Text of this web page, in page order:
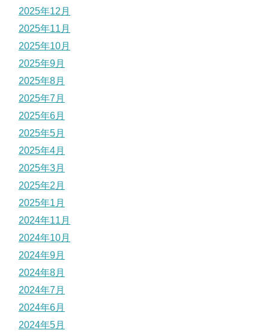
2025年12月
2025年11月
2025年10月
2025年9月
2025年8月
2025年7月
2025年6月
2025年5月
2025年4月
2025年3月
2025年2月
2025年1月
2024年11月
2024年10月
2024年9月
2024年8月
2024年7月
2024年6月
2024年5月